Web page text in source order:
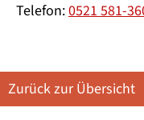
Telefon:0521 581-
Zurück zur Übersicht